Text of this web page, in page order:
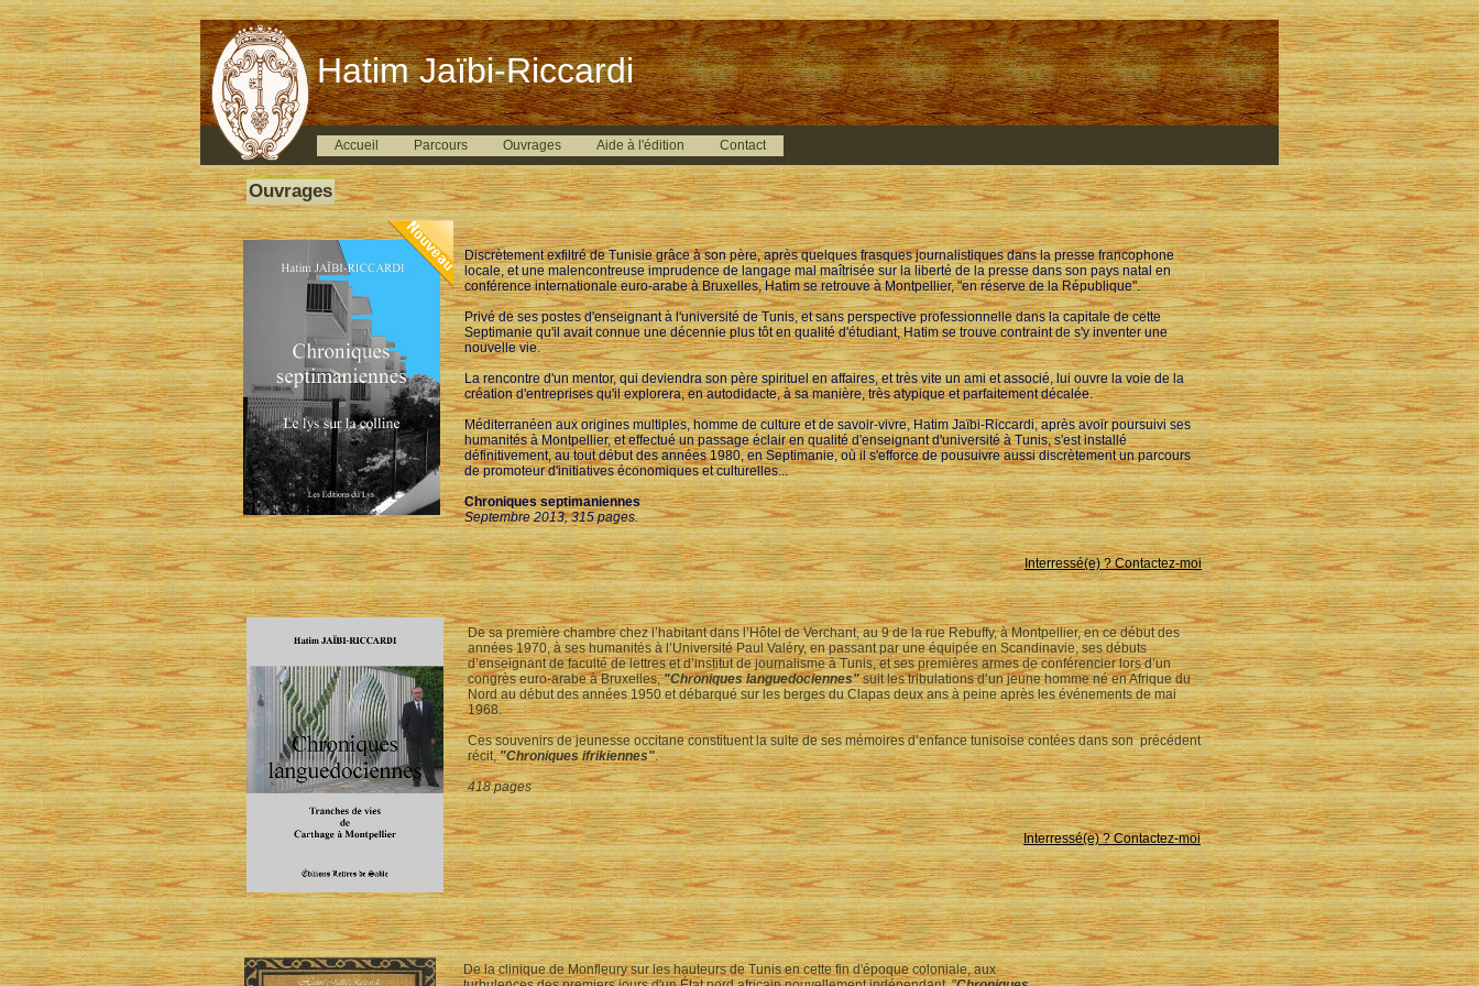
Hatim Jaïbi-Riccardi
Accueil Parcours Ouvrages Aide à l'édition Contact
Ouvrages
Discrètement exfiltré de Tunisie grâce à son père, après quelques frasques journalistiques dans la presse francophone
locale, et une malencontreuse imprudence de langage mal maîtrisée sur la liberté de la presse dans son pays natal en
conférence internationale euro-arabe à Bruxelles, Hatim se retrouve à Montpellier, "en réserve de la République".
Privé de ses postes d'enseignant à l'université de Tunis, et sans perspective professionnelle dans la capitale de cette
Septimanie qu'il avait connue une décennie plus tôt en qualité d'étudiant, Hatim se trouve contraint de s'y inventer une
nouvelle vie.
La rencontre d'un mentor, qui deviendra son père spirituel en affaires, et très vite un ami et associé, lui ouvre la voie de la
création d'entreprises qu'il explorera, en autodidacte, à sa manière, très atypique et parfaitement décalée.
Méditerranéen aux origines multiples, homme de culture et de savoir-vivre, Hatim Jaïbi-Riccardi, après avoir poursuivi ses
humanités à Montpellier, et effectué un passage éclair en qualité d'enseignant d'université à Tunis, s'est installé
définitivement, au tout début des années 1980, en Septimanie, où il s'efforce de pousuivre aussi discrètement un parcours
de promoteur d'initiatives économiques et culturelles...
Chroniques septimaniennes
Septembre 2013, 315 pages.
Interressé(e) ? Contactez-moi
De sa première chambre chez l’habitant dans l’Hôtel de Verchant, au 9 de la rue Rebuffy, à Montpellier, en ce début des
années 1970, à ses humanités à l’Université Paul Valéry, en passant par une équipée en Scandinavie, ses débuts
d’enseignant de faculté de lettres et d’institut de journalisme à Tunis, et ses premières armes de conférencier lors d’un
congrès euro-arabe à Bruxelles,"Chroniques languedociennes"suit les tribulations d’un jeune homme né en Afrique du
Nord au début des années 1950 et débarqué sur les berges du Clapas deux ans à peine après les événements de mai
1968.
Ces souvenirs de jeunesse occitane constituent la suite de ses mémoires d’enfance tunisoise contées dans son précédent
récit,"Chroniques ifrikiennes".
418 pages
Interressé(e) ? Contactez-moi
De la clinique de Monfleury sur les hauteurs de Tunis en cette fin d'époque coloniale, aux